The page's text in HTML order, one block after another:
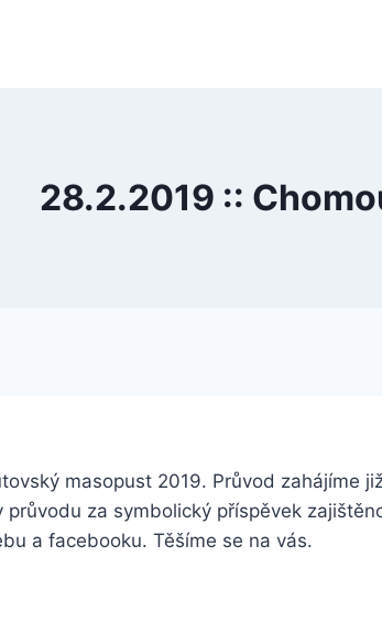
28.2.2019 ::
masopust 2019. Průvod zahájíme
za symbolický příspěvek
a facebooku. Těšíme se na vás.